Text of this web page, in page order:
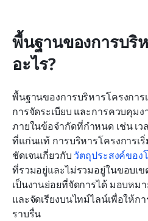
พื้นฐานของการบริ
อะไร?
พื้นฐานของการบริหารโครงการ
การจัดระเบียบ และการควบคุมง
ภายในข้อจำกัดที่กำหนด เช่น เ
ที่แก่นแท้ การบริหารโครงการเ
ชัดเจนเกี่ยวกับ วัตถุประสงค์ของ
ที่รวมอยู่และไม่รวมอยู่ในขอบเ
เป็นงานย่อยที่จัดการได้ มอบหม
และจัดเรียงบนไทม์ไลน์เพื่อให้ก
ราบรื่น